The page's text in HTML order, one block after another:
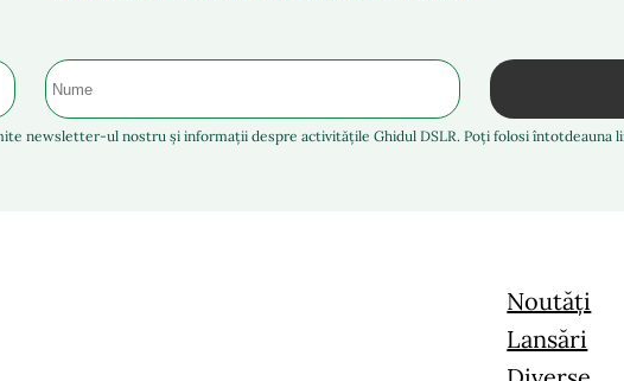
newsletter-ul nostru și informații despre activitățile Ghidul DSLR. Poți folosi întotdeauna
Noutăți
Lansări